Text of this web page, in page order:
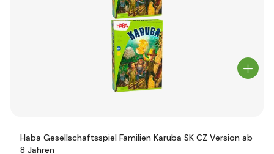
Haba Gesellschaftsspiel Familien Karuba SK CZ Version ab
8 Jahren